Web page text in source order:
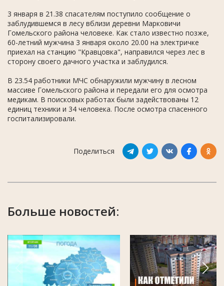
3 января в 21.38 спасателям поступило сообщение о
заблудившемся в лесу вблизи деревни Марковичи
Гомельского района человеке. Как стало известно позже,
60-летний мужчина 3 января около 20.00 на электричке
приехал на станцию "Кравцовка", направился через лес в
сторону своего дачного участка и заблудился.
В 23.54 работники МЧС обнаружили мужчину в лесном
массиве Гомельского района и передали его для осмотра
медикам. В поисковых работах были задействованы 12
единиц техники и 34 человека. После осмотра спасенного
госпитализировали.
Поделиться
Больше новостей: